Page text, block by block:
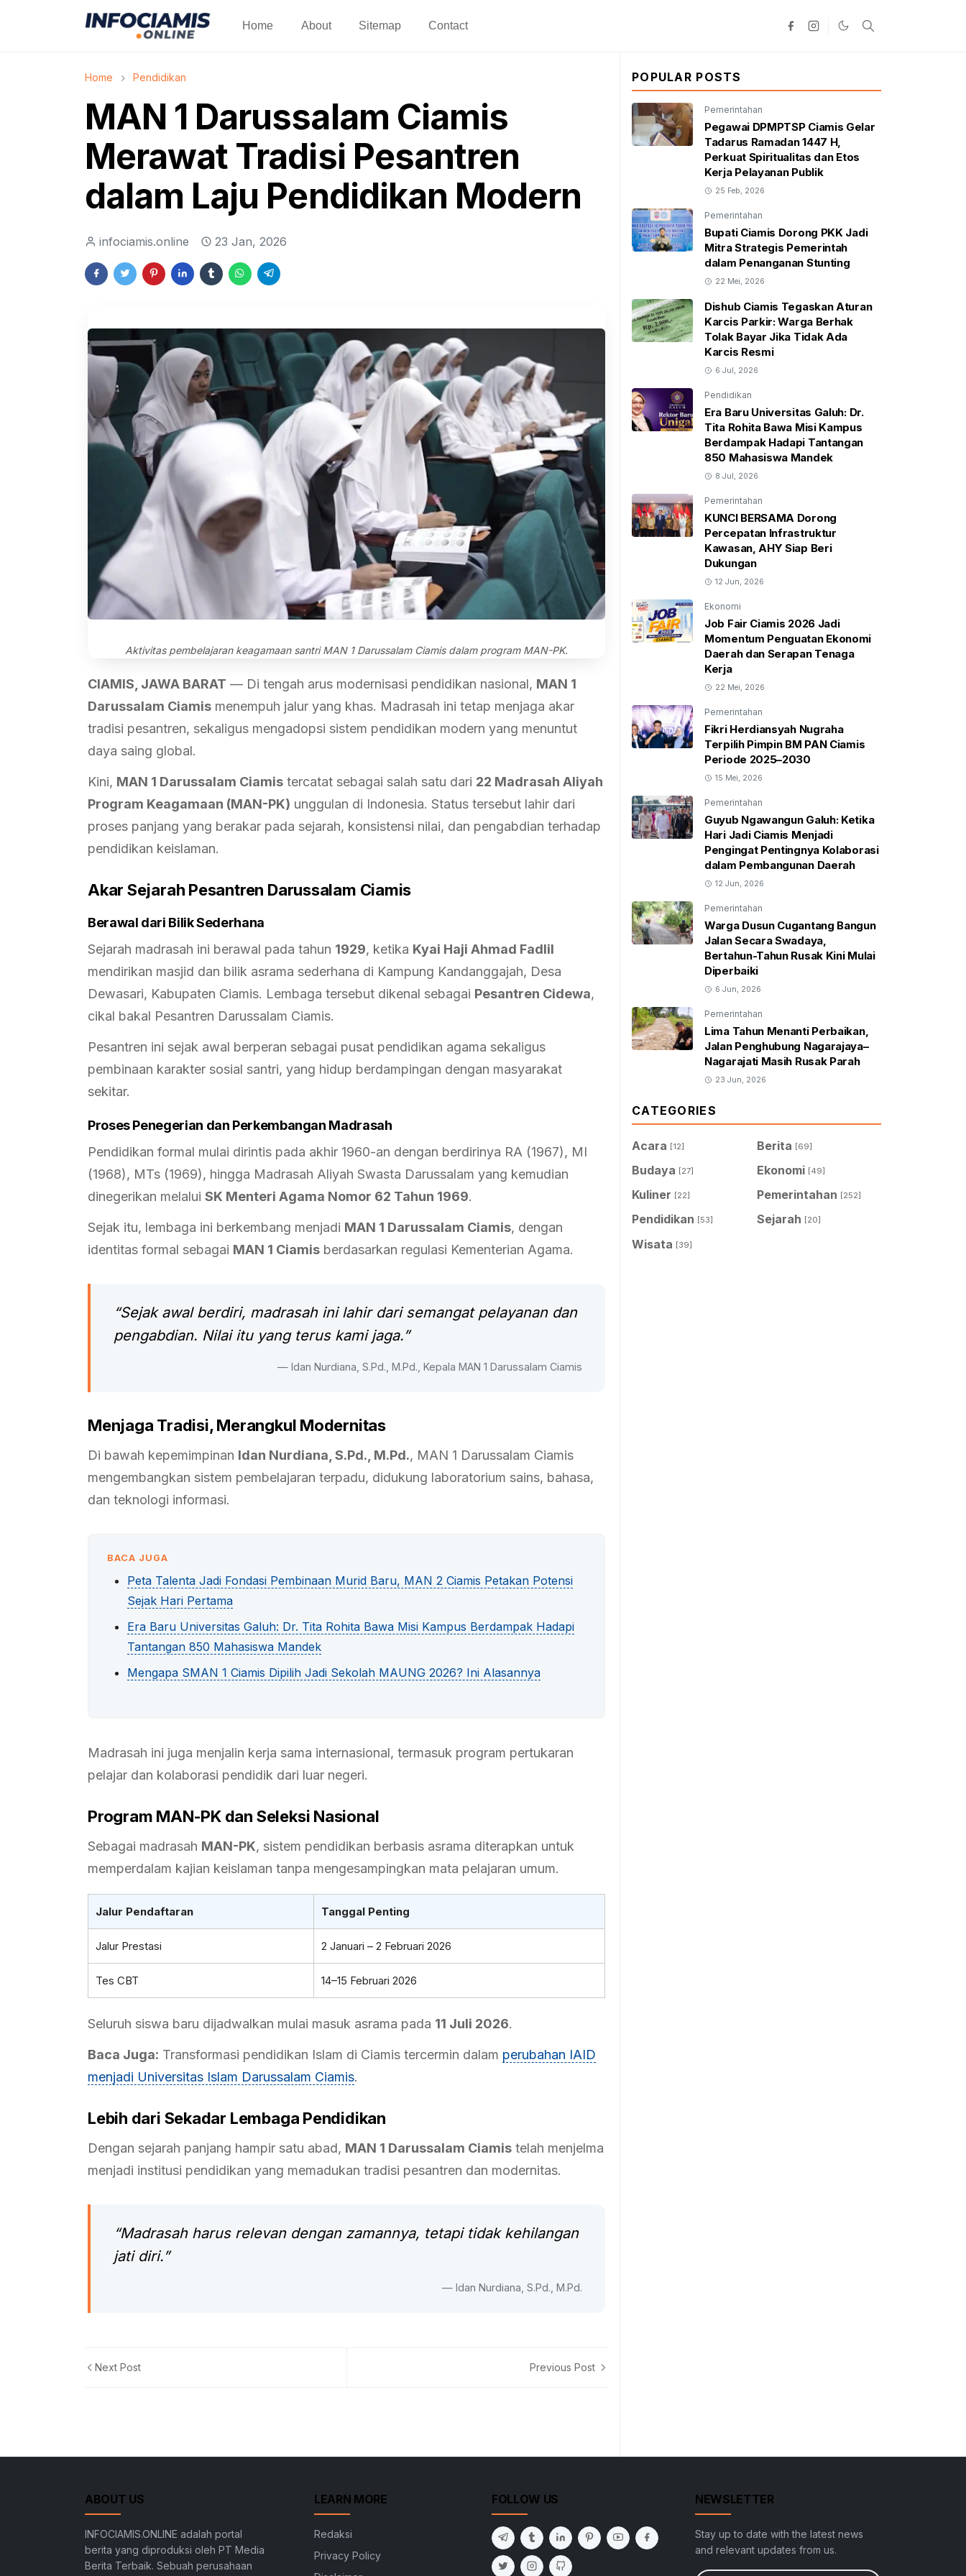
Home About Sitemap Contact
Home Pendidikan
MAN 1 Darussalam Ciamis
Merawat Tradisi Pesantren
dalam Laju Pendidikan Modern
infociamis.online 23 Jan, 2026
Aktivitas pembelajaran keagamaan santri MAN 1 Darussalam Ciamis dalam program MAN-PK.
CIAMIS, JAWA BARAT — Di tengah arus modernisasi pendidikan nasional, MAN 1
Darussalam Ciamis menempuh jalur yang khas. Madrasah ini tetap menjaga akar
tradisi pesantren, sekaligus mengadopsi sistem pendidikan modern yang menuntut
daya saing global.
Kini, MAN 1 Darussalam Ciamis tercatat sebagai salah satu dari 22 Madrasah Aliyah
Program Keagamaan (MAN-PK) unggulan di Indonesia. Status tersebut lahir dari
proses panjang yang berakar pada sejarah, konsistensi nilai, dan pengabdian terhadap
pendidikan keislaman.
Akar Sejarah Pesantren Darussalam Ciamis
Berawal dari Bilik Sederhana
Sejarah madrasah ini berawal pada tahun 1929, ketika Kyai Haji Ahmad Fadlil
mendirikan masjid dan bilik asrama sederhana di Kampung Kandanggajah, Desa
Dewasari, Kabupaten Ciamis. Lembaga tersebut dikenal sebagai Pesantren Cidewa,
cikal bakal Pesantren Darussalam Ciamis.
Pesantren ini sejak awal berperan sebagai pusat pendidikan agama sekaligus
pembinaan karakter sosial santri, yang hidup berdampingan dengan masyarakat
sekitar.
Proses Penegerian dan Perkembangan Madrasah
Pendidikan formal mulai dirintis pada akhir 1960-an dengan berdirinya RA (1967), MI
(1968), MTs (1969), hingga Madrasah Aliyah Swasta Darussalam yang kemudian
dinegerikan melalui SK Menteri Agama Nomor 62 Tahun 1969.
Sejak itu, lembaga ini berkembang menjadi MAN 1 Darussalam Ciamis, dengan
identitas formal sebagai MAN 1 Ciamis berdasarkan regulasi Kementerian Agama.
“Sejak awal berdiri, madrasah ini lahir dari semangat pelayanan dan
pengabdian. Nilai itu yang terus kami jaga.”
— Idan Nurdiana, S.Pd., M.Pd., Kepala MAN 1 Darussalam Ciamis
Menjaga Tradisi, Merangkul Modernitas
Di bawah kepemimpinan Idan Nurdiana, S.Pd., M.Pd., MAN 1 Darussalam Ciamis
mengembangkan sistem pembelajaran terpadu, didukung laboratorium sains, bahasa,
dan teknologi informasi.
BACA JUGA
Peta Talenta Jadi Fondasi Pembinaan Murid Baru, MAN 2 Ciamis Petakan Potensi
Sejak Hari Pertama
Era Baru Universitas Galuh: Dr. Tita Rohita Bawa Misi Kampus Berdampak Hadapi
Tantangan 850 Mahasiswa Mandek
Mengapa SMAN 1 Ciamis Dipilih Jadi Sekolah MAUNG 2026? Ini Alasannya
Madrasah ini juga menjalin kerja sama internasional, termasuk program pertukaran
pelajar dan kolaborasi pendidik dari luar negeri.
Program MAN-PK dan Seleksi Nasional
Sebagai madrasah MAN-PK, sistem pendidikan berbasis asrama diterapkan untuk
memperdalam kajian keislaman tanpa mengesampingkan mata pelajaran umum.
Jalur Pendaftaran Tanggal Penting
Jalur Prestasi 2 Januari – 2 Februari 2026
Tes CBT 14–15 Februari 2026
Seluruh siswa baru dijadwalkan mulai masuk asrama pada 11 Juli 2026.
Baca Juga: Transformasi pendidikan Islam di Ciamis tercermin dalam perubahan IAID
menjadi Universitas Islam Darussalam Ciamis.
Lebih dari Sekadar Lembaga Pendidikan
Dengan sejarah panjang hampir satu abad, MAN 1 Darussalam Ciamis telah menjelma
menjadi institusi pendidikan yang memadukan tradisi pesantren dan modernitas.
“Madrasah harus relevan dengan zamannya, tetapi tidak kehilangan
jati diri.”
— Idan Nurdiana, S.Pd., M.Pd.
Next Post Previous Post
POPULAR POSTS
Pemerintahan
Pegawai DPMPTSP Ciamis Gelar
Tadarus Ramadan 1447 H,
Perkuat Spiritualitas dan Etos
Kerja Pelayanan Publik
25 Feb, 2026
Pemerintahan
Bupati Ciamis Dorong PKK Jadi
Mitra Strategis Pemerintah
dalam Penanganan Stunting
22 Mei, 2026
Dishub Ciamis Tegaskan Aturan
Karcis Parkir: Warga Berhak
Tolak Bayar Jika Tidak Ada
Karcis Resmi
6 Jul, 2026
Pendidikan
Era Baru Universitas Galuh: Dr.
Tita Rohita Bawa Misi Kampus
Berdampak Hadapi Tantangan
850 Mahasiswa Mandek
8 Jul, 2026
Pemerintahan
KUNCI BERSAMA Dorong
Percepatan Infrastruktur
Kawasan, AHY Siap Beri
Dukungan
12 Jun, 2026
Ekonomi
Job Fair Ciamis 2026 Jadi
Momentum Penguatan Ekonomi
Daerah dan Serapan Tenaga
Kerja
22 Mei, 2026
Pemerintahan
Fikri Herdiansyah Nugraha
Terpilih Pimpin BM PAN Ciamis
Periode 2025–2030
15 Mei, 2026
Pemerintahan
Guyub Ngawangun Galuh: Ketika
Hari Jadi Ciamis Menjadi
Pengingat Pentingnya Kolaborasi
dalam Pembangunan Daerah
12 Jun, 2026
Pemerintahan
Warga Dusun Cugantang Bangun
Jalan Secara Swadaya,
Bertahun-Tahun Rusak Kini Mulai
Diperbaiki
6 Jun, 2026
Pemerintahan
Lima Tahun Menanti Perbaikan,
Jalan Penghubung Nagarajaya–
Nagarajati Masih Rusak Parah
23 Jun, 2026
CATEGORIES
Acara [12] Berita [69]
Budaya [27] Ekonomi [49]
Kuliner [22] Pemerintahan [252]
Pendidikan [53] Sejarah [20]
Wisata [39]
ABOUT US
INFOCIAMIS.ONLINE adalah portal
berita yang diproduksi oleh PT Media
Berita Terbaik. Sebuah perusahaan
LEARN MORE
Redaksi
Privacy Policy
FOLLOW US NEWSLETTER
Stay up to date with the latest news
and relevant updates from us.